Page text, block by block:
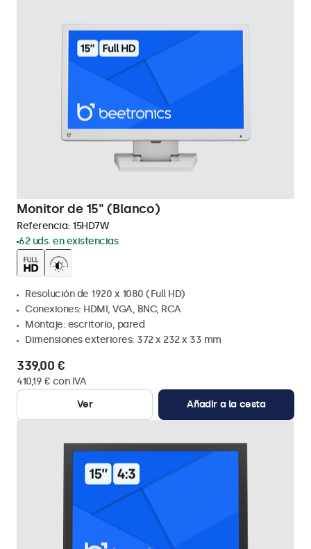
Monitor de 15" (Blanco)
Referencia: 15HD7W
62 uds. en existencias
Resolución de 1920 x 1080 (Full HD)
Conexiones: HDMI, VGA, BNC, RCA
Montaje: escritorio, pared
Dimensiones exteriores: 372 x 232 x 33 mm
339,00 €
410,19 € con IVA
Ver
Añadir a la cesta